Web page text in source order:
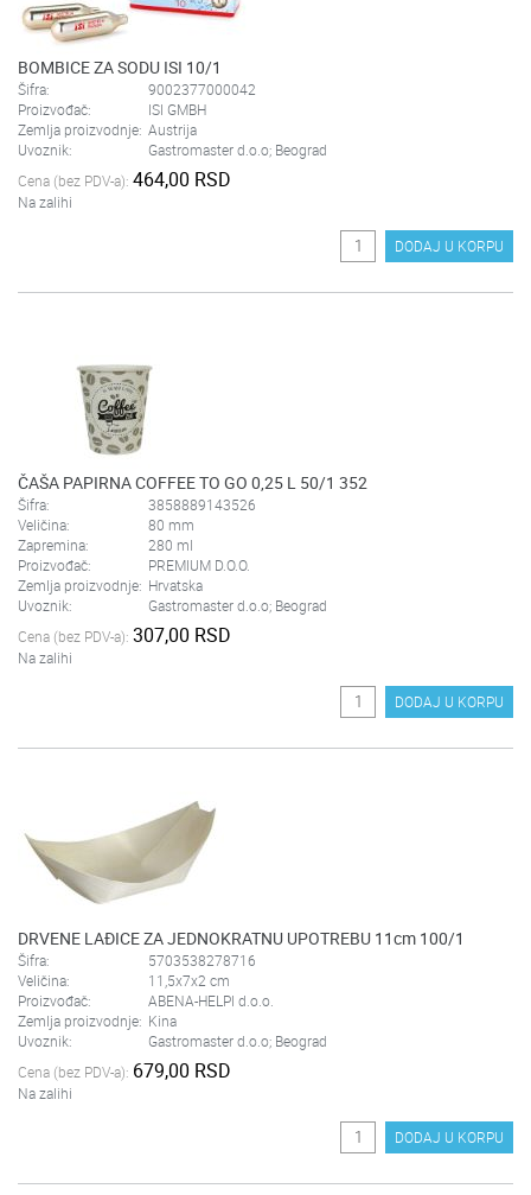
BOMBICE ZA SODU ISI 10/1
Šifra:
9002377000042
Proizvođač:
ISI GMBH
Zemlja proizvodnje: Austrija
Uvoznik:
Gastromaster d.o.o; Beograd
Cena (bez PDV-a): 464,00 RSD
Na zalihi
DODAJ U KORPU
ČAŠA PAPIRNA COFFEE TO GO 0,25 L 50/1 352
Šifra:
3858889143526
Veličina:
80 mm
Zapremina:
280 ml
Proizvođač:
PREMIUM D.O.O.
Zemlja proizvodnje: Hrvatska
Uvoznik:
Gastromaster d.o.o; Beograd
Cena (bez PDV-a): 307,00 RSD
Na zalihi
DODAJ U KORPU
DRVENE LAĐICE ZA JEDNOKRATNU UPOTREBU 11cm 100/1
Šifra:
5703538278716
Veličina:
11,5x7x2 cm
Proizvođač:
ABENA-HELPI d.o.o.
Zemlja proizvodnje: Kina
Uvoznik:
Gastromaster d.o.o; Beograd
Cena (bez PDV-a): 679,00 RSD
Na zalihi
DODAJ U KORPU